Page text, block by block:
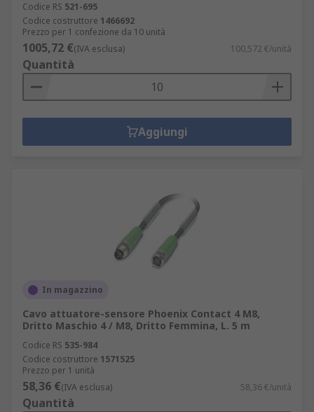
Codice RS 521-695
Codice costruttore 1466692
Prezzo per 1 confezione da 10 unità
1005,72 €(IVA esclusa) 100,572 €/unità
Quantità
Aggiungi
In magazzino
Cavo attuatore-sensore Phoenix Contact 4 M8,
Dritto Maschio 4 / M8, Dritto Femmina, L. 5 m
Codice RS 535-984
Codice costruttore 1571525
Prezzo per 1 unità
58,36 €(IVA esclusa) 58,36 €/unità
Quantità